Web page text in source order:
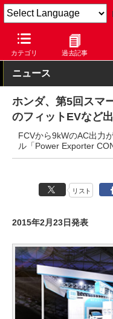
カテゴリ 過去記事
Car Watch 自動車 ホン
ニュース
ホンダ、第5回スマ
のフィットEVなど
FCVから9kWのAC出力
ル「Power Exporter
リスト
2015年2月23日発表